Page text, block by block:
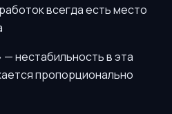
всегда есть место
нестабильность в эта
пропорционально